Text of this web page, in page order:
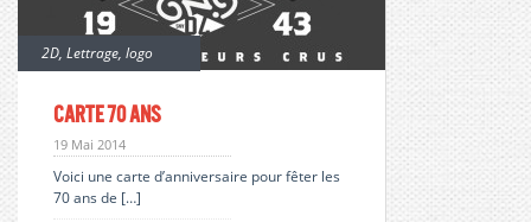
2D, Lettrage, logo
Carte 70 ans
19 Mai 2014
Voici une carte d’anniversaire pour fêter les
70 ans de […]